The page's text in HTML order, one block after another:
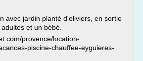
avec jardin planté d'oliviers, en sortie
et un bébé.
provence/location-
piscine-chauffee-eyguieres-